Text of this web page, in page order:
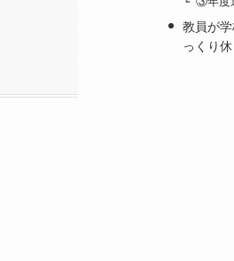
教員が
っくり休